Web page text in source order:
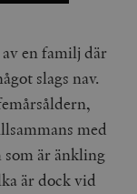
en familj där
slags nav.
med
är änkling
är dock vid